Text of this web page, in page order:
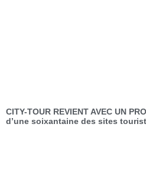
CITY-TOUR REVIENT AVEC UN
d’une soixantaine des sites